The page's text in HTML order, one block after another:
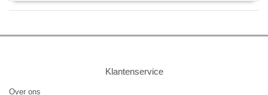
Klantenservice
Over ons